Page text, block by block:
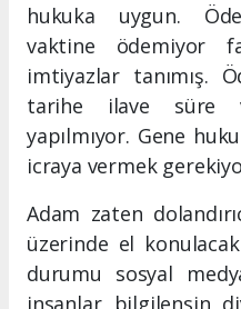
hukuka uygun.
vaktine ödemiyor
imtiyazlar tanımış.
tarihe ilave süre
yapılmıyor. Gene
icraya vermek
Adam zaten
üzerinde el
durumu sosyal
insanlar bilgilensin